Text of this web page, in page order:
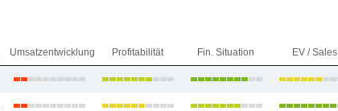
Umsatzentwicklung Profitabilität Fin. Situation EV / Sales